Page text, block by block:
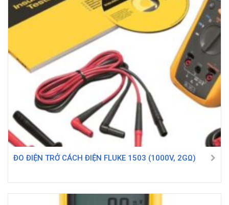
ĐO ĐIỆN TRỞ CÁCH ĐIỆN FLUKE 1503 (1000V, 2GΩ)